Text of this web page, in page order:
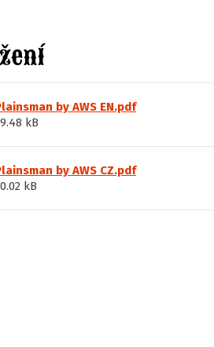
by AWS EN.pdf
kB
by AWS CZ.pdf
kB